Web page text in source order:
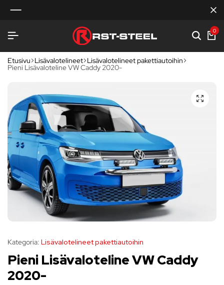
0
Etusivu Lisävalotelineet Lisävalotelineet pakettiautoihin
Pieni Lisävaloteline VW Caddy 2020-
Kategoria: Lisävalotelineet pakettiautoihin
Pieni Lisävaloteline VW Caddy
2020-